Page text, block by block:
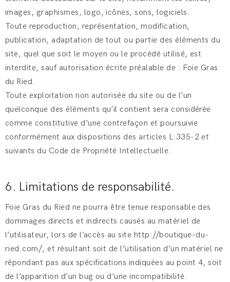
images, graphismes, logo, icônes, sons, logiciels.
Toute reproduction, représentation, modification,
publication, adaptation de tout ou partie des éléments du
site, quel que soit le moyen ou le procédé utilisé, est
interdite, sauf autorisation écrite préalable de : Foie Gras
du Ried.
Toute exploitation non autorisée du site ou de l’un
quelconque des éléments qu’il contient sera considérée
comme constitutive d’une contrefaçon et poursuivie
conformément aux dispositions des articles L.335-2 et
suivants du Code de Propriété Intellectuelle.
6. Limitations de responsabilité.
Foie Gras du Ried ne pourra être tenue responsable des
dommages directs et indirects causés au matériel de
l’utilisateur, lors de l’accès au site http://boutique-du-
ried.com/, et résultant soit de l’utilisation d’un matériel ne
répondant pas aux spécifications indiquées au point 4, soit
de l’apparition d’un bug ou d’une incompatibilité.